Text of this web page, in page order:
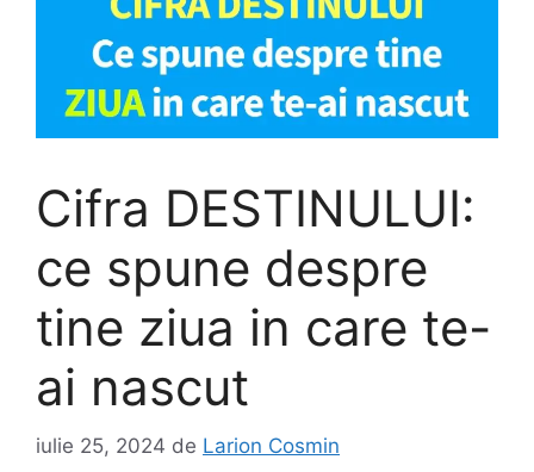
Cifra DESTINULUI:
ce spune despre
tine ziua in care te-
ai nascut
iulie 25, 2024 de Larion Cosmin